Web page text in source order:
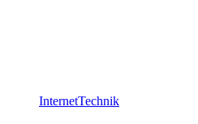
InternetTechnik